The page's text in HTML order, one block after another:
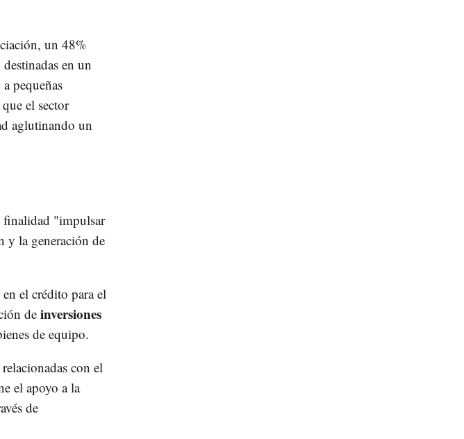
un 48%
en un
pequeñas
el sector
aglutinando un
finalidad "impulsar
y la generación de
el crédito para el
deinversiones
de equipo.
con el
el apoyo a la
de